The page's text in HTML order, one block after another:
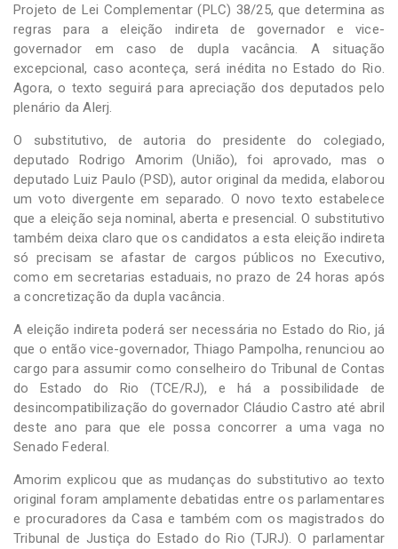
Projeto de Lei Complementar (PLC) 38/25, que determina as
regras para a eleição indireta de governador e vice-
governador em caso de dupla vacância. A situação
excepcional, caso aconteça, será inédita no Estado do Rio.
Agora, o texto seguirá para apreciação dos deputados pelo
plenário da Alerj.
O substitutivo, de autoria do presidente do colegiado,
deputado Rodrigo Amorim (União), foi aprovado, mas o
deputado Luiz Paulo (PSD), autor original da medida, elaborou
um voto divergente em separado. O novo texto estabelece
que a eleição seja nominal, aberta e presencial. O substitutivo
também deixa claro que os candidatos a esta eleição indireta
só precisam se afastar de cargos públicos no Executivo,
como em secretarias estaduais, no prazo de 24 horas após
a concretização da dupla vacância.
A eleição indireta poderá ser necessária no Estado do Rio, já
que o então vice-governador, Thiago Pampolha, renunciou ao
cargo para assumir como conselheiro do Tribunal de Contas
do Estado do Rio (TCE/RJ), e há a possibilidade de
desincompatibilização do governador Cláudio Castro até abril
deste ano para que ele possa concorrer a uma vaga no
Senado Federal.
Amorim explicou que as mudanças do substitutivo ao texto
original foram amplamente debatidas entre os parlamentares
e procuradores da Casa e também com os magistrados do
Tribunal de Justiça do Estado do Rio (TJRJ). O parlamentar